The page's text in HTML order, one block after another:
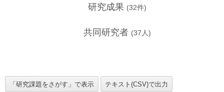
研究成果 (32件)
共同研究者 (37 人)